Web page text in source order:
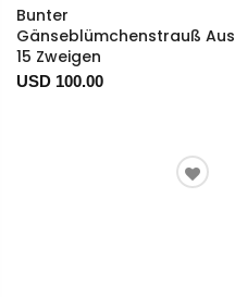
Bunter
Gänseblümchenstrauß Aus
15 Zweigen
USD 100.00